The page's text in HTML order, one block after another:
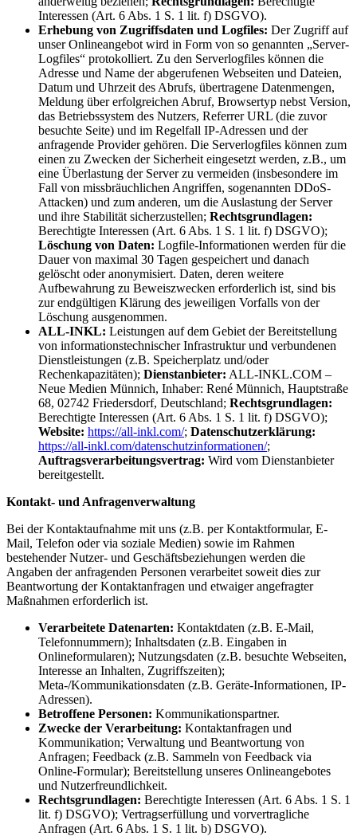
Interessen (Art. 6 Abs. 1 S. 1 lit. f) DSGVO).
Erhebung von Zugriffsdaten und Logfiles: Der Zugriff auf
unser Onlineangebot wird in Form von so genannten „Server-
Logfiles“ protokolliert. Zu den Serverlogfiles können die
Adresse und Name der abgerufenen Webseiten und Dateien,
Datum und Uhrzeit des Abrufs, übertragene Datenmengen,
Meldung über erfolgreichen Abruf, Browsertyp nebst Version,
das Betriebssystem des Nutzers, Referrer URL (die zuvor
besuchte Seite) und im Regelfall IP-Adressen und der
anfragende Provider gehören. Die Serverlogfiles können zum
einen zu Zwecken der Sicherheit eingesetzt werden, z.B., um
eine Überlastung der Server zu vermeiden (insbesondere im
Fall von missbräuchlichen Angriffen, sogenannten DDoS-
Attacken) und zum anderen, um die Auslastung der Server
und ihre Stabilität sicherzustellen; Rechtsgrundlagen:
Berechtigte Interessen (Art. 6 Abs. 1 S. 1 lit. f) DSGVO);
Löschung von Daten: Logfile-Informationen werden für die
Dauer von maximal 30 Tagen gespeichert und danach
gelöscht oder anonymisiert. Daten, deren weitere
Aufbewahrung zu Beweiszwecken erforderlich ist, sind bis
zur endgültigen Klärung des jeweiligen Vorfalls von der
Löschung ausgenommen.
ALL-INKL: Leistungen auf dem Gebiet der Bereitstellung
von informationstechnischer Infrastruktur und verbundenen
Dienstleistungen (z.B. Speicherplatz und/oder
Rechenkapazitäten); Dienstanbieter: ALL-INKL.COM –
Neue Medien Münnich, Inhaber: René Münnich, Hauptstraße
68, 02742 Friedersdorf, Deutschland; Rechtsgrundlagen:
Berechtigte Interessen (Art. 6 Abs. 1 S. 1 lit. f) DSGVO);
Website: https://all-inkl.com/; Datenschutzerklärung:
https://all-inkl.com/datenschutzinformationen/;
Auftragsverarbeitungsvertrag: Wird vom Dienstanbieter
bereitgestellt.
Kontakt- und Anfragenverwaltung
Bei der Kontaktaufnahme mit uns (z.B. per Kontaktformular, E-
Mail, Telefon oder via soziale Medien) sowie im Rahmen
bestehender Nutzer- und Geschäftsbeziehungen werden die
Angaben der anfragenden Personen verarbeitet soweit dies zur
Beantwortung der Kontaktanfragen und etwaiger angefragter
Maßnahmen erforderlich ist.
Verarbeitete Datenarten: Kontaktdaten (z.B. E-Mail,
Telefonnummern); Inhaltsdaten (z.B. Eingaben in
Onlineformularen); Nutzungsdaten (z.B. besuchte Webseiten,
Interesse an Inhalten, Zugriffszeiten);
Meta-/Kommunikationsdaten (z.B. Geräte-Informationen, IP-
Adressen).
Betroffene Personen: Kommunikationspartner.
Zwecke der Verarbeitung: Kontaktanfragen und
Kommunikation; Verwaltung und Beantwortung von
Anfragen; Feedback (z.B. Sammeln von Feedback via
Online-Formular); Bereitstellung unseres Onlineangebotes
und Nutzerfreundlichkeit.
Rechtsgrundlagen: Berechtigte Interessen (Art. 6 Abs. 1 S. 1
lit. f) DSGVO); Vertragserfüllung und vorvertragliche
Anfragen (Art. 6 Abs. 1 S. 1 lit. b) DSGVO).